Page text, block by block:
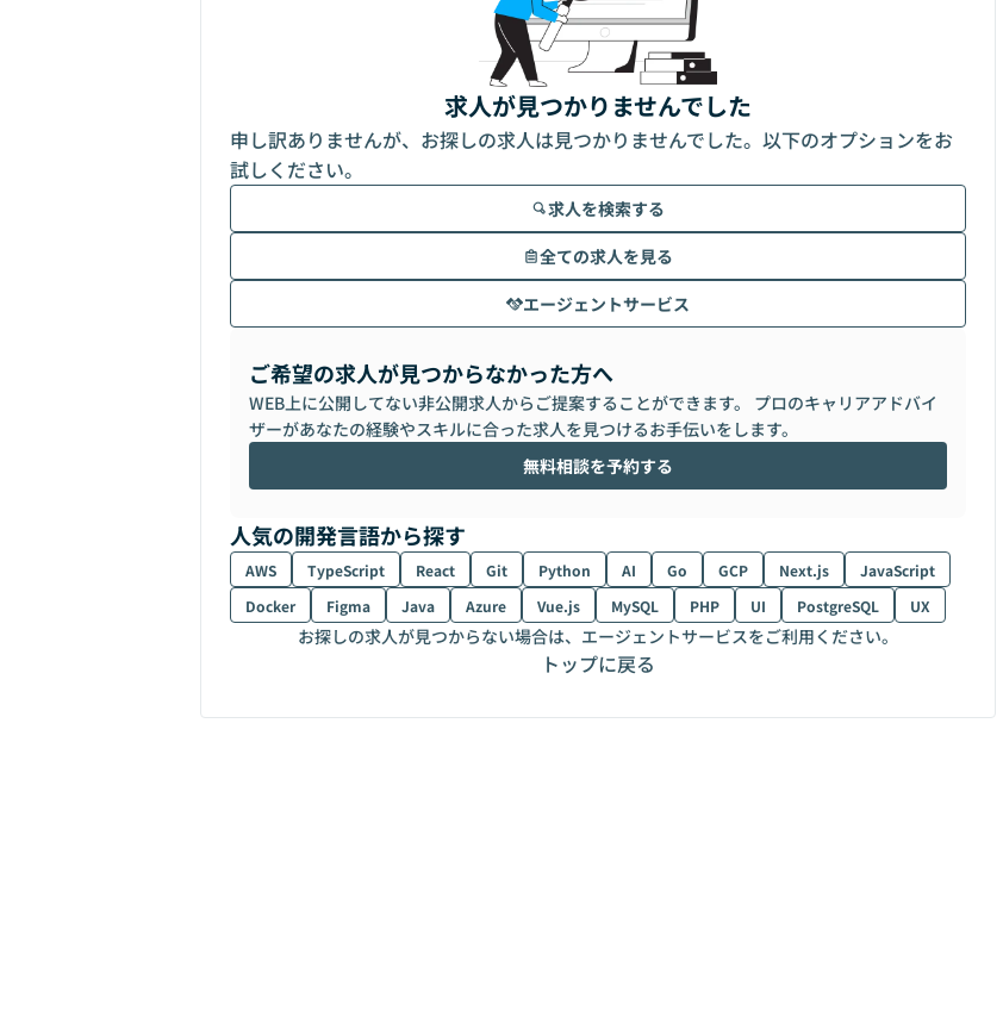
求人が見つかりませんでした
申し訳ありませんが、お探しの求人は見つかりませんでした。以下のオプションをお
試しください。
求人を検索する
全ての求人を見る
エージェントサービス
ご希望の求人が見つからなかった方へ
WEB上に公開してない非公開求人からご提案することができます。 プロのキャリアアドバイ
ザーがあなたの経験やスキルに合った求人を見つけるお手伝いをします。
無料相談を予約する
人気の開発言語から探す
AWS TypeScript React Git Python AI Go GCP Next.js
JavaScript
Docker
Figma Java Azure Vue.js MySQL PHP UI PostgreSQL UX
お探しの求人が見つからない場合は、エージェントサービスをご利用ください。
トップに戻る